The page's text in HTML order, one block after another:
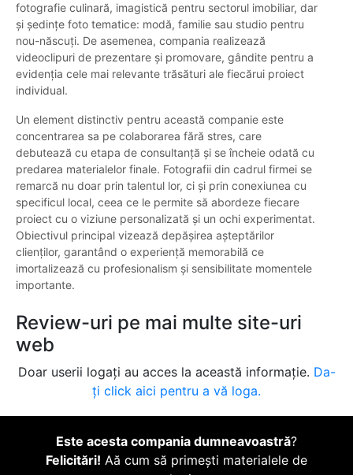
fotografie culinară, imagistică pentru sectorul imobiliar, dar
și ședințe foto tematice: modă, familie sau studio pentru
nou-născuți. De asemenea, compania realizează
videoclipuri de prezentare și promovare, gândite pentru a
evidenția cele mai relevante trăsături ale fiecărui proiect
individual.
Un element distinctiv pentru această companie este
concentrarea sa pe colaborarea fără stres, care
debutează cu etapa de consultanță și se încheie odată cu
predarea materialelor finale. Fotografii din cadrul firmei se
remarcă nu doar prin talentul lor, ci și prin conexiunea cu
specificul local, ceea ce le permite să abordeze fiecare
proiect cu o viziune personalizată și un ochi experimentat.
Obiectivul principal vizează depășirea așteptărilor
clienților, garantând o experiență memorabilă ce
imortalizează cu profesionalism și sensibilitate momentele
importante.
Review-uri pe mai multe site-uri
web
Doar userii logați au acces la această informație. Da-
ți click aici pentru a vă loga.
Este acesta compania dumneavoastră?
Felicitări! Aă cum să primești materialele de